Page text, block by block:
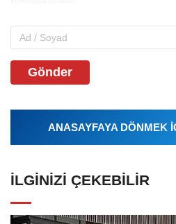
Gönder
ANASAYFAYA DÖNMEK
İLGINIZI ÇEKEBILIR